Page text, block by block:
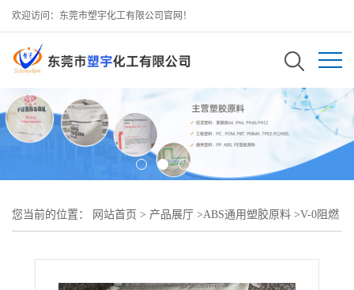
欢迎访问：东莞市塑宇化工有限公司官网！
您当前的位置： 网站首页 > 产品展厅 >ABS通用塑胶原料 >V-0阻燃